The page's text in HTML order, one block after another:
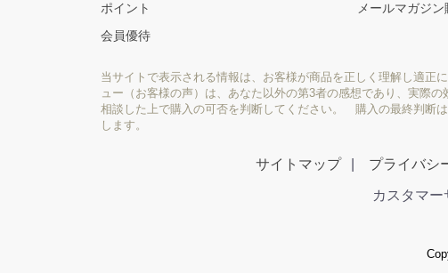
ポイント
会員優待
メールマガジ
当サイトで表示される情報は、お客様が商品を正しく理解し適
ュー（お客様の声）は、あなた以外の第3者の感想であり、実際
相談した上で購入の可否を判断してください。 購入の最終判断
します。
サイトマップ プライバシ
カスタマ